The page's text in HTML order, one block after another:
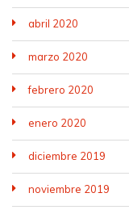
abril 2020
marzo 2020
febrero 2020
enero 2020
diciembre 2019
noviembre 2019